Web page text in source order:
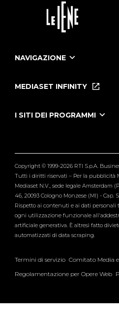
NAVIGAZIONE
Le Iene Presentano Inside
Tutti i servizi
MEDIASET INFINITY
I SITI DEI PROGRAMMI
Verissimo
Copyright © 1999-2026 RTI S.p.A.
Tutti i diritti riservati – Per la pubblicità
Mediaset N.V., sede legale Amsterdam
46, 20093 Cologno Monzese (MI) - Cap.
Rispetto ai contenuti e ai dati personali
ogni utilizzazione funzionale
artificiale generativa. È altresì fatto
automatizzati di data scraping.
Termini di servizio Comitato Media
Regolamentazione per Opere Web